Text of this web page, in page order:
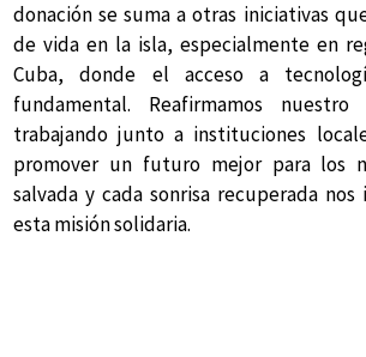
donación se suma a otras iniciativas
de vida en la isla, especialmente en
Cuba, donde el acceso a
fundamental. Reafirmamos
trabajando junto a instituciones
promover un futuro mejor para los
salvada y cada sonrisa recuperada
esta misión solidaria.